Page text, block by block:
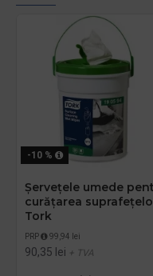
-10 %
Șervețele umede
curățarea
Tork
PRP 99,94 lei
90,35 lei + TVA